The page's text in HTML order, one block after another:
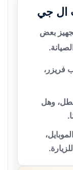
ال جي
بعض
فريزر،
وهل